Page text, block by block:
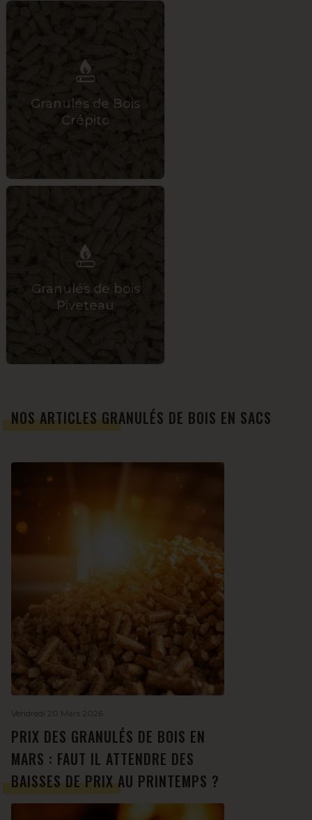
Granulés de Bois
Crépito
Granulés de bois
Piveteau
NOS ARTICLES GRANULÉS DE BOIS EN SACS
Vendredi 20 Mars 2026
PRIX DES GRANULÉS DE BOIS EN
MARS : FAUT IL ATTENDRE DES
BAISSES DE PRIX AU PRINTEMPS ?